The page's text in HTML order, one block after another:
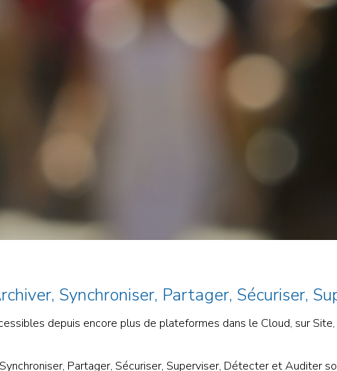
Synchroniser, Partager, Sécuriser,
depuis encore plus de plateformes dans le Cloud, sur
Partager, Sécuriser, Superviser, Détecter et Auditer